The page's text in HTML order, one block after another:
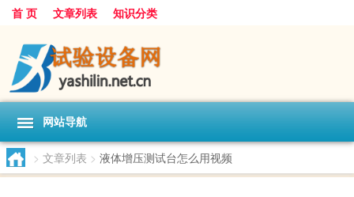
首 页 文章列表 知识分类
网站导航
> 文章列表 > 液体增压测试台怎么用视频